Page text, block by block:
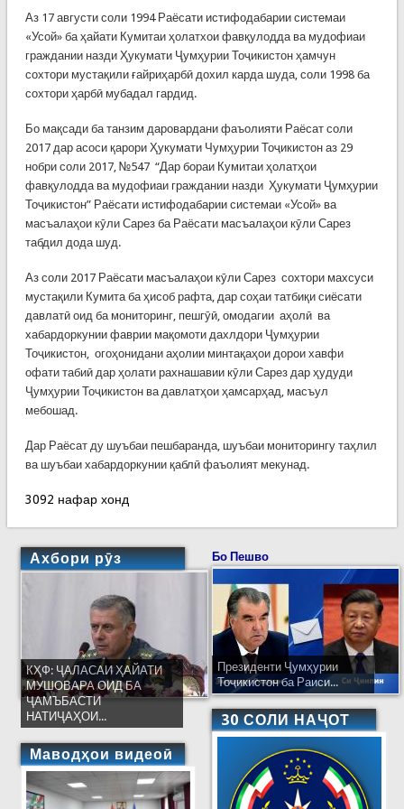
Аз 17 августи соли 1994 Раёсати истифодабарии системаи
«Усой» ба ҳайати Кумитаи ҳолатхои фавқулодда ва мудофиаи
граждании назди Ҳукумати Ҷумҳурии Тоҷикистон ҳамчун
сохтори мустақили ғайриҳарбӣ дохил карда шуда, соли 1998 ба
сохтори ҳарбӣ мубадал гардид.
Бо мақсади ба танзим даровардани фаъолияти Раёсат соли
2017 дар асоси қарори Ҳукумати Чумҳурии Тоҷикистон аз 29
нобри соли 2017, №547 “Дар бораи Кумитаи ҳолатҳои
фавқулодда ва мудофиаи граждании назди Ҳукумати Ҷумҳурии
Тоҷикистон” Раёсати истифодабарии системаи «Усой» ва
масъалаҳои кӯли Сарез ба Раёсати масъалаҳои кӯли Сарез
табдил дода шуд.
Аз соли 2017 Раёсати масъалаҳои кӯли Сарез сохтори махсуси
мустақили Кумита ба ҳисоб рафта, дар соҳаи татбиқи сиёсати
давлатӣ оид ба мониторинг, пешгӯӣ, омодагии аҳолӣ ва
хабардоркунии фаврии мақомоти дахлдори Ҷумҳурии
Тоҷикистон, огоҳонидани аҳолии минтақаҳои дорои хавфи
офати табиӣ дар ҳолати рахнашавии кӯли Сарез дар ҳудуди
Ҷумҳурии Тоҷикистон ва давлатҳои ҳамсарҳад, масъул
мебошад.
Дар Раёсат ду шуъбаи пешбаранда, шуъбаи мониторингу таҳлил
ва шуъбаи хабардоркунии қаблӣ фаъолият мекунад.
3092 нафар хонд
Ахбори рӯз
КҲФ: ҶАЛАСАИ ҲАЙАТИ
МУШОВАРА ОИД БА
ҶАМЪБАСТИ
НАТИҶАҲОИ...
Маводҳои видеоӣ
Бо Пешво
Президенти Ҷумҳурии
Тоҷикистон ба Раиси...
30 СОЛИ НАҶОТ